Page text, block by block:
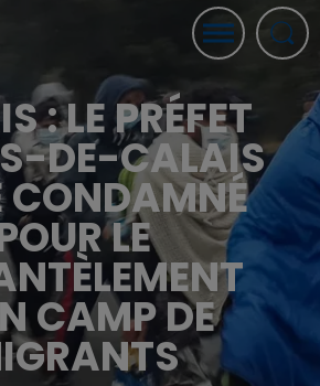
: LE PRÉFET
DE-CALAIS
CONDAMNÉ
LE
CAMP DE